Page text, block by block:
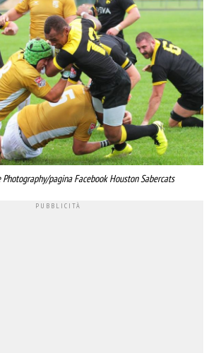
Photography/pagina Facebook Houston Sabercats